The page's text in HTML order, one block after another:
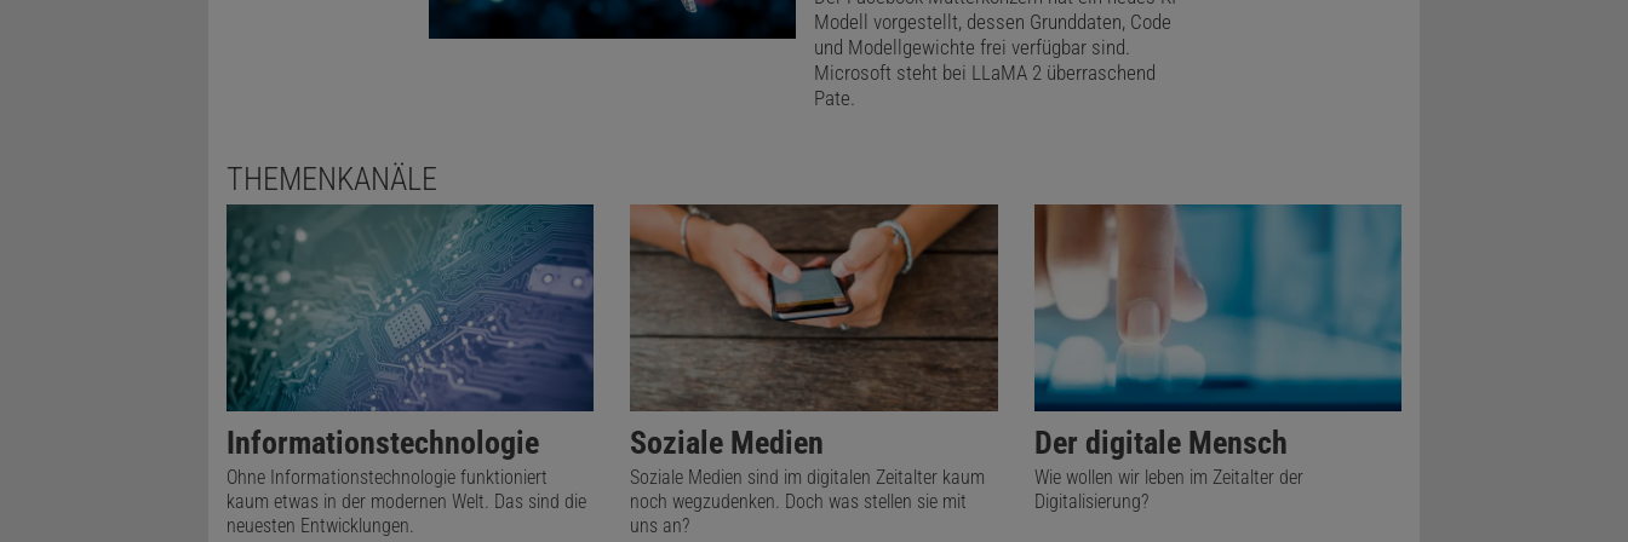
Denkfehler vermeidet
auf der Wikipedia. Spenden werden dadurch schwieriger, aber es drücken dann
auch weniger Menschen das erste Mal den Edit-Button und finden so den Weg in
die aktive Community. Viele Leute wissen nicht, dass sie unsere Inhalte stark
nutzen, weil die ganzen KI-Anwendungen zwar massiv darauf aufbauen, aber
mittlerweile oft nicht mehr darauf hinweisen, wo die Information herkommt.
Wir bemerken jetzt noch keinen Mega-Einbruch, aber wir müssen uns mit solchen
Themen auseinandersetzen, bevor die Krise da ist. Wir müssen schauen, wie man
Menschen wieder neu erreicht. Menschen kommen nicht mehr wie bisher von
selbst zu uns.
Modell vorgestellt, dessen Grunddaten, Code
und Modellgewichte frei verfügbar sind.
Microsoft steht bei LLaMA 2 überraschend
Pate.
THEMENKANÄLE
Informationstechnologie
Ohne Informationstechnologie funktioniert
kaum etwas in der modernen Welt. Das sind die
neuesten Entwicklungen.
Soziale Medien
Soziale Medien sind im digitalen Zeitalter kaum
noch wegzudenken. Doch was stellen sie mit
uns an?
Der digitale Mensch
Wie wollen wir leben im Zeitalter der
Digitalisierung?